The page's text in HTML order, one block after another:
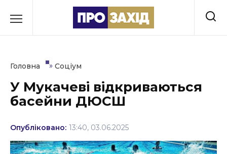
до
Культура
Освіта
Події
Головна » Соціум
У Мукачеві відкриваються
басейни ДЮСШ
Опубліковано: 13:40, 03.06.2025